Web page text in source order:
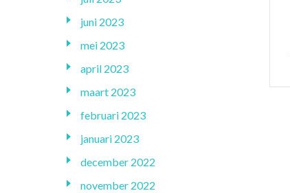
juni 2023
mei 2023
april 2023
maart 2023
februari 2023
januari 2023
december 2022
november 2022